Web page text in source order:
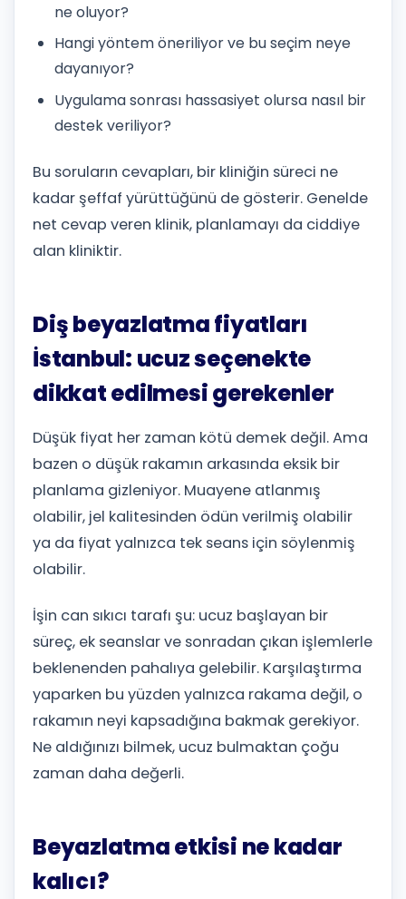
ne oluyor?
Hangi yöntem öneriliyor ve bu seçim neye
dayanıyor?
Uygulama sonrası hassasiyet olursa nasıl bir
destek veriliyor?
Bu soruların cevapları, bir kliniğin süreci ne
kadar şeffaf yürüttüğünü de gösterir. Genelde
net cevap veren klinik, planlamayı da ciddiye
alan kliniktir.
Diş beyazlatma fiyatları
İstanbul: ucuz seçenekte
dikkat edilmesi gerekenler
Düşük fiyat her zaman kötü demek değil. Ama
bazen o düşük rakamın arkasında eksik bir
planlama gizleniyor. Muayene atlanmış
olabilir, jel kalitesinden ödün verilmiş olabilir
ya da fiyat yalnızca tek seans için söylenmiş
olabilir.
İşin can sıkıcı tarafı şu: ucuz başlayan bir
süreç, ek seanslar ve sonradan çıkan işlemlerle
beklenenden pahalıya gelebilir. Karşılaştırma
yaparken bu yüzden yalnızca rakama değil, o
rakamın neyi kapsadığına bakmak gerekiyor.
Ne aldığınızı bilmek, ucuz bulmaktan çoğu
zaman daha değerli.
Beyazlatma etkisi ne kadar
kalıcı?